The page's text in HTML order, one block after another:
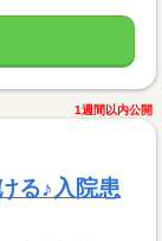
1週間以内公開
る♪入院患